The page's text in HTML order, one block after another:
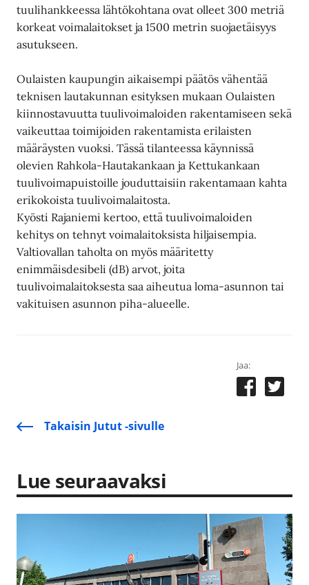
tuulihankkeessa lähtökohtana ovat olleet 300 metriä
korkeat voimalaitokset ja 1500 metrin suojaetäisyys
asutukseen.
Oulaisten kaupungin aikaisempi päätös vähentää
teknisen lautakunnan esityksen mukaan Oulaisten
kiinnostavuutta tuulivoimaloiden rakentamiseen sekä
vaikeuttaa toimijoiden rakentamista erilaisten
määräysten vuoksi. Tässä tilanteessa käynnissä
olevien Rahkola-Hautakankaan ja Kettukankaan
tuulivoimapuistoille jouduttaisiin rakentamaan kahta
erikokoista tuulivoimalaitosta.
Kyösti Rajaniemi kertoo, että tuulivoimaloiden
kehitys on tehnyt voimalaitoksista hiljaisempia.
Valtiovallan taholta on myös määritetty
enimmäisdesibeli (dB) arvot, joita
tuulivoimalaitoksesta saa aiheutua loma-asunnon tai
vakituisen asunnon piha-alueelle.
Jaa:
Takaisin Jutut -sivulle
Lue seuraavaksi